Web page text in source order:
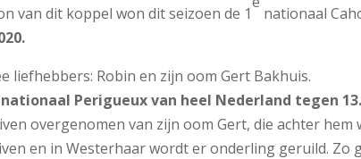
van dit koppel won dit seizoen de 1
nationaal
liefhebbers: Robin en zijn oom Gert Bakhuis.
Perigueux van heel Nederland tegen
overgenomen van zijn oom Gert, die achter hem
en in Westerhaar wordt er onderling geruild. Zo